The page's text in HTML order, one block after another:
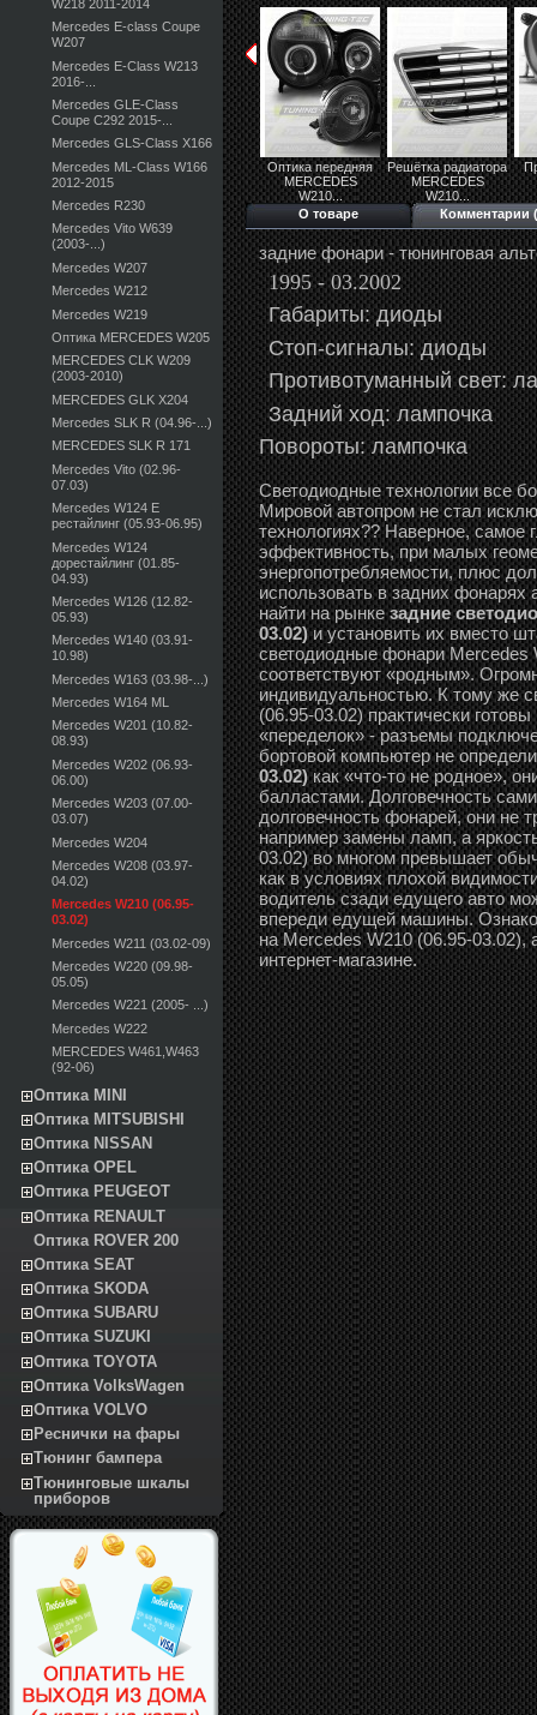
W218 2011-2014
Mercedes E-class Coupe
W207
Mercedes E-Class W213
2016-...
Mercedes GLE-Class
Coupe C292 2015-...
Mercedes GLS-Class X166
Mercedes ML-Class W166
2012-2015
Mercedes R230
Mercedes Vito W639
(2003-...)
Mercedes W207
Mercedes W212
Mercedes W219
Оптика MERCEDES W205
MERCEDES CLK W209
(2003-2010)
MERCEDES GLK X204
Mercedes SLK R (04.96-...)
MERCEDES SLK R 171
Mercedes Vito (02.96-
07.03)
Mercedes W124 E
рестайлинг (05.93-06.95)
Mercedes W124
дорестайлинг (01.85-
04.93)
Mercedes W126 (12.82-
05.93)
Mercedes W140 (03.91-
10.98)
Mercedes W163 (03.98-...)
Mercedes W164 ML
Mercedes W201 (10.82-
08.93)
Mercedes W202 (06.93-
06.00)
Mercedes W203 (07.00-
03.07)
Mercedes W204
Mercedes W208 (03.97-
04.02)
Mercedes W210 (06.95-
03.02)
Mercedes W211 (03.02-09)
Mercedes W220 (09.98-
05.05)
Mercedes W221 (2005- ...)
Mercedes W222
MERCEDES W461,W463
(92-06)
Оптика MINI
Оптика MITSUBISHI
Оптика NISSAN
Оптика OPEL
Оптика PEUGEOT
Оптика RENAULT
Оптика ROVER 200
Оптика SEAT
Оптика SKODA
Оптика SUBARU
Оптика SUZUKI
Оптика TOYOTA
Оптика VolksWagen
Оптика VOLVO
Реснички на фары
Тюнинг бампера
Тюнинговые шкалы
приборов
Оптика передняя
MERCEDES
W210...
Решётка радиатора
MERCEDES
W210...
О товаре Комментарии
задние фонари - тюнинговая
1995 - 03.2002
Габариты: диоды
Стоп-сигналы: диоды
Противотуманный свет:
Задний ход: лампочка
Повороты: лампочка
Светодиодные технологии все
Мировой автопром не стал
технологиях?? Наверное, самое
эффективность, при малых
энергопотребляемости, плюс
использовать в задних фонарях
найти на рынкезадние
03.02)и установить их вместо
светодиодные фонари Mercedes
соответствуют «родным».
индивидуальностью. К тому же
(06.95-03.02) практически
«переделок» - разъемы
бортовой компьютер не
03.02)как «что-то не родное»,
балластами. Долговечность
долговечность фонарей, они не
например замены ламп, а
03.02) во многом превышает
как в условиях плохой
водитель сзади едущего авто
впереди едущей машины.
на Mercedes W210 (06.95-
интернет-магазине.